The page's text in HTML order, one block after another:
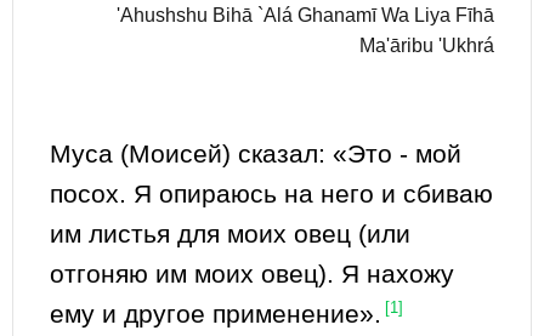
'Ahushshu Bihā `Alá Ghanamī Wa Liya Fīhā
Ma'āribu 'Ukhrá
Муса (Моисей) сказал: «Это - мой
посох. Я опираюсь на него и сбиваю
им листья для моих овец (или
отгоняю им моих овец). Я нахожу
ему и другое применение».
[1]